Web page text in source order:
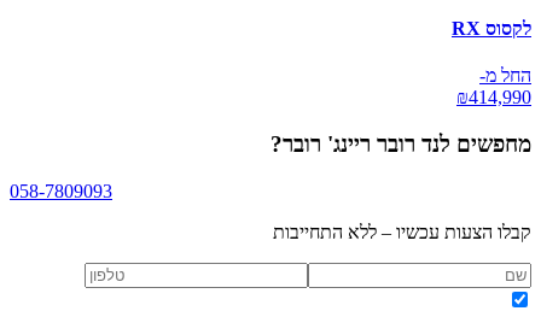
לקסוס RX
החל מ-
₪414,990
מחפשים לנד רובר ריינג' רובר?
058-7809093
קבלו הצעות עכשיו – ללא התחייבות